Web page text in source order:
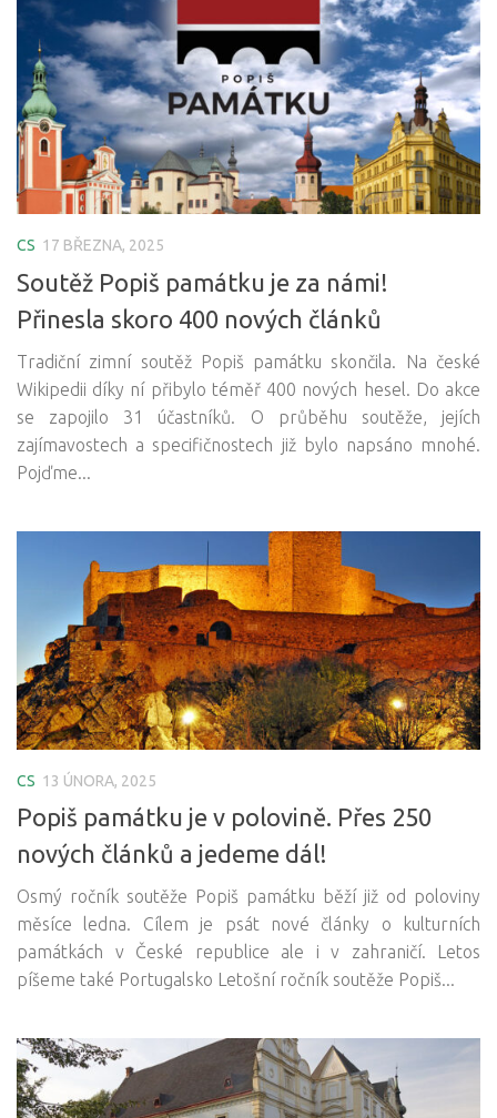
CS 17 BŘEZNA, 2025
Soutěž Popiš památku je za námi!
Přinesla skoro 400 nových článků
Tradiční zimní soutěž Popiš památku skončila. Na české
Wikipedii díky ní přibylo téměř 400 nových hesel. Do akce
se zapojilo 31 účastníků. O průběhu soutěže, jejích
zajímavostech a specifičnostech již bylo napsáno mnohé.
Pojďme...
CS 13 ÚNORA, 2025
Popiš památku je v polovině. Přes 250
nových článků a jedeme dál!
Osmý ročník soutěže Popiš památku běží již od poloviny
měsíce ledna. Cílem je psát nové články o kulturních
památkách v České republice ale i v zahraničí. Letos
píšeme také Portugalsko Letošní ročník soutěže Popiš...